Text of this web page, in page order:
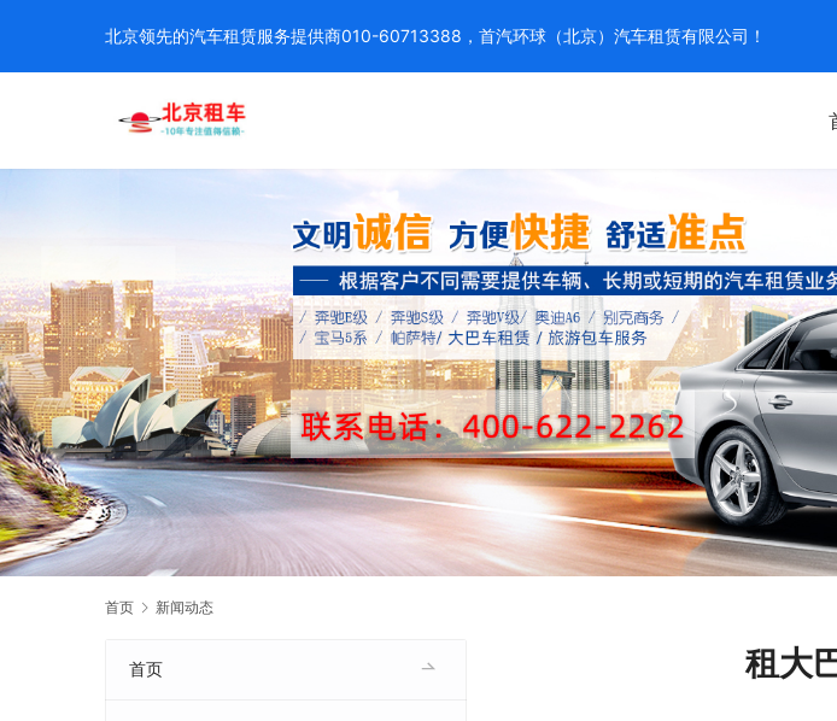
首页 新闻动态
租大
首页
北京领先的汽车租赁服务提供商010-60713388，首汽环球（北京）汽车租赁有限公司！